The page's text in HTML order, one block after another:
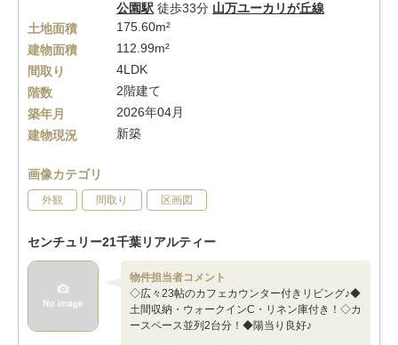
公園駅 徒歩33分 山万ユーカリが丘線
土地面積
175.60m²
建物面積
112.99m²
間取り
4LDK
階数
2階建て
築年月
2026年04月
建物現況
新築
画像カテゴリ
外観 間取り 区画図
センチュリー21千葉リアルティー
物件担当者コメント
◇広々23帖のカフェカウンター付きリビング♪◆
土間収納・ウォークインC・リネン庫付き！◇カ
ースペース並列2台分！◆陽当り良好♪